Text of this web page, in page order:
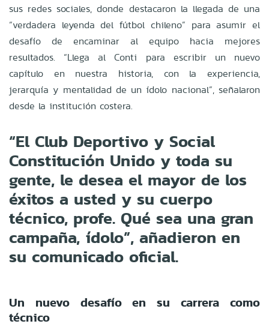
sus redes sociales, donde destacaron la llegada de una
“verdadera leyenda del fútbol chileno” para asumir el
desafío de encaminar al equipo hacia mejores
resultados. “Llega al Conti para escribir un nuevo
capítulo en nuestra historia, con la experiencia,
jerarquía y mentalidad de un ídolo nacional”, señalaron
desde la institución costera.
“El Club Deportivo y Social
Constitución Unido y toda su
gente, le desea el mayor de los
éxitos a usted y su cuerpo
técnico, profe. Qué sea una gran
campaña, ídolo”, añadieron en
su comunicado oficial.
Un nuevo desafío en su carrera como
técnico